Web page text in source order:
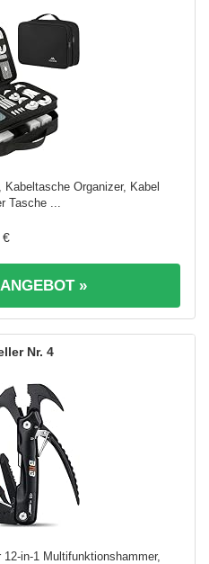
Organizer, Kabel
Tasche ...
€
»
4
in-1 Multifunktionshammer,